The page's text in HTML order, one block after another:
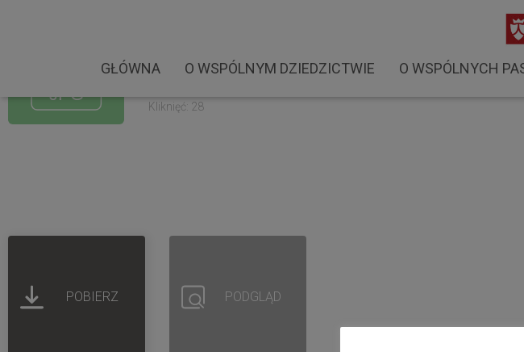
GŁÓWNA O WSPÓLNYM DZIEDZICTWIE O WSPÓLNYCH
Created: 04-09-2022
Kliknięć: 28
POBIERZ PODGLĄD